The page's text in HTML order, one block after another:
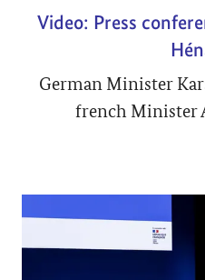
Video: Press
German Minister
french Minister